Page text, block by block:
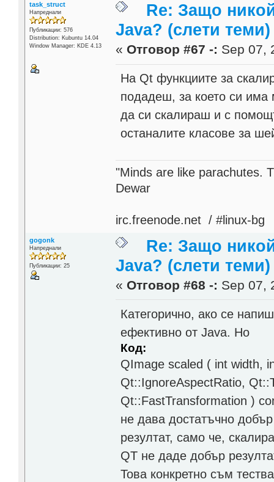
task_struct
Напреднали
Публикации: 576
Distribution: Kubuntu 14.04
Window Manager: KDE 4.13
Re: Защо
Java? (слети теми)
« Отговор #67 -: Sep 07,
На Qt функциите за
подадеш, за което си
да си скалираш и с
останалите класове за
"Minds are like parachutes.
Dewar
irc.freenode.net / #linux-bg
gogonk
Напреднали
Публикации: 25
Re: Защо
Java? (слети теми)
« Отговор #68 -: Sep 07,
Категорично, ако се
ефективно от Java. Но
Код:
QImage scaled ( int width,
Qt::IgnoreAspectRatio,
Qt::FastTransformation )
не дава достатъчно
резултат, само че,
QT не даде добър
Това конкретно съм